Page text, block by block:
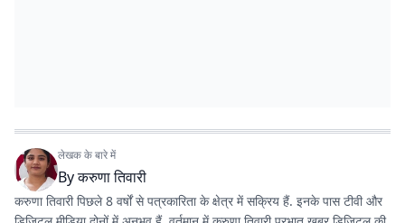
लेखक के बारे में
Byकरुणा तिवारी
करुणा तिवारी पिछले 8 वर्षों से पत्रकारिता के क्षेत्र में सक्रिय हैं. इनके पास टीवी और